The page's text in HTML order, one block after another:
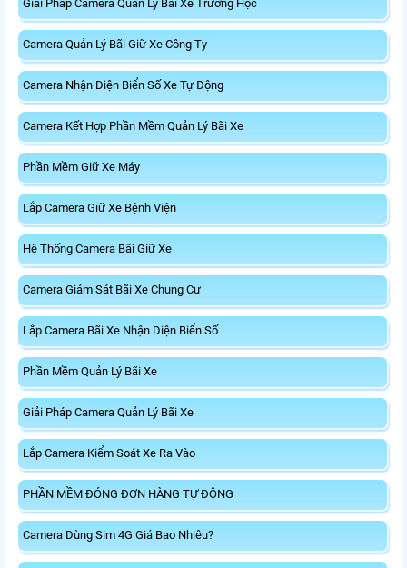
Giải Pháp Camera Quản Lý Bãi Xe Trường Học
Camera Quản Lý Bãi Giữ Xe Công Ty
Camera Nhận Diện Biển Số Xe Tự Động
Camera Kết Hợp Phần Mềm Quản Lý Bãi Xe
Phần Mềm Giữ Xe Máy
Lắp Camera Giữ Xe Bệnh Viện
Hệ Thống Camera Bãi Giữ Xe
Camera Giám Sát Bãi Xe Chung Cư
Lắp Camera Bãi Xe Nhận Diện Biển Số
Phần Mềm Quản Lý Bãi Xe
Giải Pháp Camera Quản Lý Bãi Xe
Lắp Camera Kiểm Soát Xe Ra Vào
PHẦN MỀM ĐÓNG ĐƠN HÀNG TỰ ĐỘNG
Camera Dùng Sim 4G Giá Bao Nhiêu?